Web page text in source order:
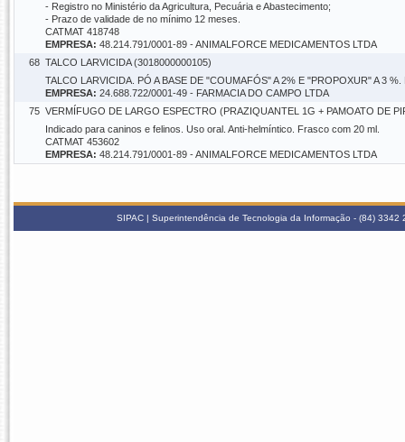
- Registro no Ministério da Agricultura, Pecuária e Abastecimento;
- Prazo de validade de no mínimo 12 meses.
CATMAT 418748
EMPRESA: 48.214.791/0001-89 - ANIMALFORCE MEDICAMENTOS LTDA
68 TALCO LARVICIDA (3018000000105)
TALCO LARVICIDA. PÓ A BASE DE "COUMAFÓS" A 2% E "PROPOXUR" A 3
EMPRESA: 24.688.722/0001-49 - FARMACIA DO CAMPO LTDA
75 VERMÍFUGO DE LARGO ESPECTRO (PRAZIQUANTEL 1G + PAMOATO DE
Indicado para caninos e felinos. Uso oral. Anti-helmíntico. Frasco com 20 ml.
CATMAT 453602
EMPRESA: 48.214.791/0001-89 - ANIMALFORCE MEDICAMENTOS LTDA
SIPAC | Superintendência de Tecnologia da Informação - (84)